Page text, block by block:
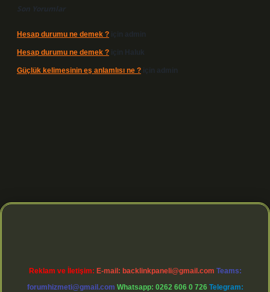
Son Yorumlar
Hesap durumu ne demek ? için admin
Hesap durumu ne demek ? için Haluk
Güçlük kelimesinin eş anlamlısı ne ? için admin
elexbetgiris.org
Reklam ve İletişim: E-mail: backlinkpaneli@gmail.com Teams:
forumhizmeti@gmail.com Whatsapp: 0262 606 0 726 Telegram: